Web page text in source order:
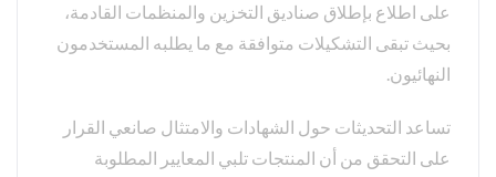
على اطلاع بإطلاق صناديق التخزين والمنظمات القادمة،
بحيث تبقى التشكيلات متوافقة مع ما يطلبه المستخدمون
النهائيون.
تساعد التحديثات حول الشهادات والامتثال صانعي القرار
على التحقق من أن المنتجات تلبي المعايير المطلوبة